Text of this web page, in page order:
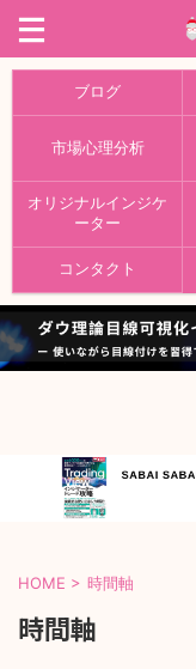
ブログ
市場心理分析
オリジナルインジケ
ーター
コンタクト
HOME > 時間軸
時間軸